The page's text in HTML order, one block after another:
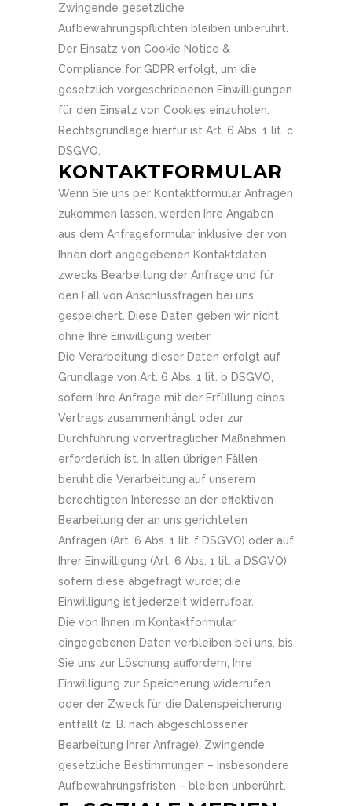
Zwingende gesetzliche
Aufbewahrungspflichten bleiben unberührt.
Der Einsatz von Cookie Notice &
Compliance for GDPR erfolgt, um die
gesetzlich vorgeschriebenen Einwilligungen
für den Einsatz von Cookies einzuholen.
Rechtsgrundlage hierfür ist Art. 6 Abs. 1 lit. c
DSGVO.
KONTAKTFORMULAR
Wenn Sie uns per Kontaktformular Anfragen
zukommen lassen, werden Ihre Angaben
aus dem Anfrageformular inklusive der von
Ihnen dort angegebenen Kontaktdaten
zwecks Bearbeitung der Anfrage und für
den Fall von Anschlussfragen bei uns
gespeichert. Diese Daten geben wir nicht
ohne Ihre Einwilligung weiter.
Die Verarbeitung dieser Daten erfolgt auf
Grundlage von Art. 6 Abs. 1 lit. b DSGVO,
sofern Ihre Anfrage mit der Erfüllung eines
Vertrags zusammenhängt oder zur
Durchführung vorvertraglicher Maßnahmen
erforderlich ist. In allen übrigen Fällen
beruht die Verarbeitung auf unserem
berechtigten Interesse an der effektiven
Bearbeitung der an uns gerichteten
Anfragen (Art. 6 Abs. 1 lit. f DSGVO) oder auf
Ihrer Einwilligung (Art. 6 Abs. 1 lit. a DSGVO)
sofern diese abgefragt wurde; die
Einwilligung ist jederzeit widerrufbar.
Die von Ihnen im Kontaktformular
eingegebenen Daten verbleiben bei uns, bis
Sie uns zur Löschung auffordern, Ihre
Einwilligung zur Speicherung widerrufen
oder der Zweck für die Datenspeicherung
entfällt (z. B. nach abgeschlossener
Bearbeitung Ihrer Anfrage). Zwingende
gesetzliche Bestimmungen – insbesondere
Aufbewahrungsfristen – bleiben unberührt.